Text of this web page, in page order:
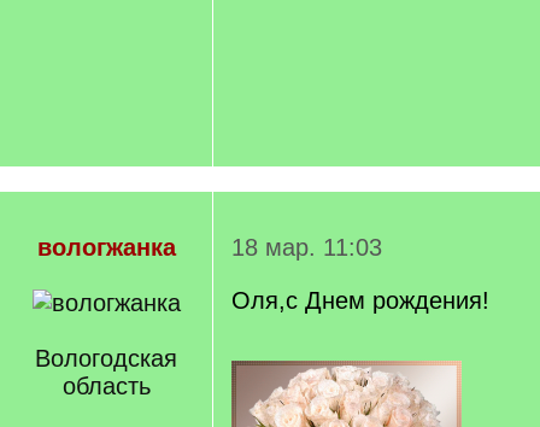
вологжанка
Вологодская
область
18 мар. 11:03
Оля,с Днем рождения!